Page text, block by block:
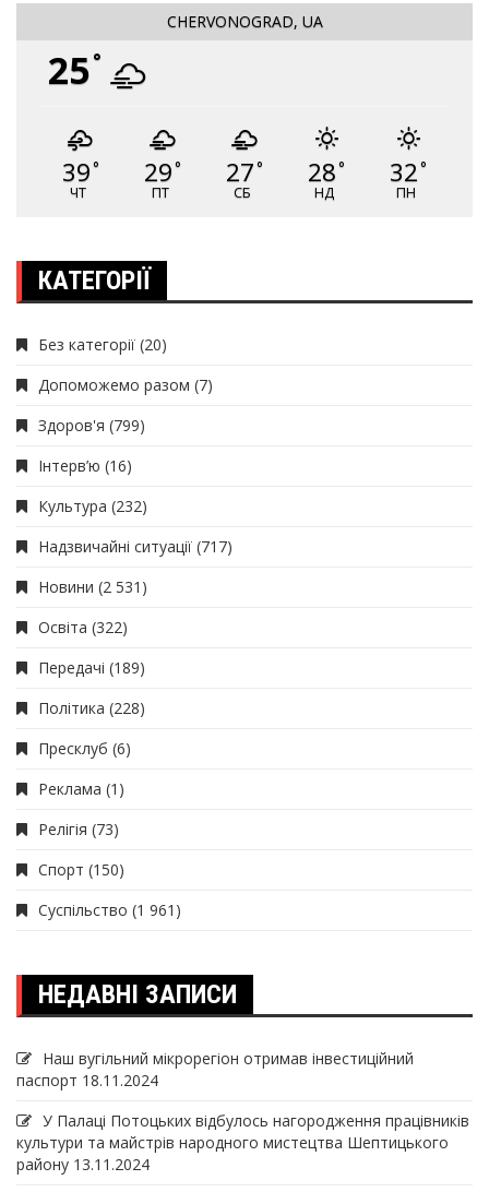
CHERVONOGRAD, UA
25°
39°
ЧТ
29°
ПТ
27°
СБ
28°
НД
32°
ПН
КАТЕГОРІЇ
Без категорії (20)
Допоможемо разом (7)
Здоров'я (799)
Інтерв’ю (16)
Культура (232)
Надзвичайні ситуації (717)
Новини (2 531)
Освіта (322)
Передачі (189)
Політика (228)
Пресклуб (6)
Реклама (1)
Релігія (73)
Спорт (150)
Суспільство (1 961)
НЕДАВНІ ЗАПИСИ
Наш вугільний мікрорегіон отримав інвеcтиційний
паспорт 18.11.2024
У Палаці Потоцьких відбулось нагородження працівників
культури та майстрів народного мистецтва Шептицького
району 13.11.2024